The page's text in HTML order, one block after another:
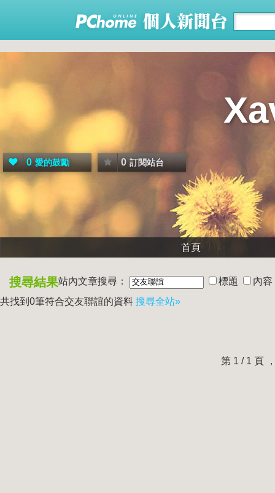
0 愛的鼓勵 0 訂閱站台
首頁
搜尋結果站內文章搜尋： 標題
內容
共找到0筆符合交友聯誼的資料 搜尋全站»
第 1 / 1